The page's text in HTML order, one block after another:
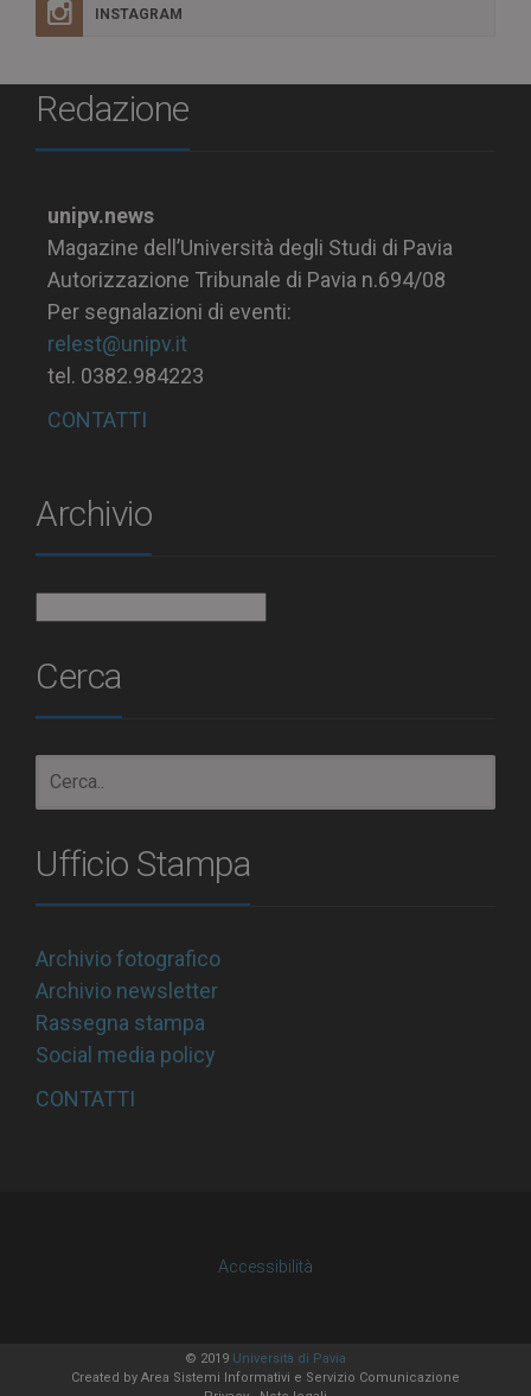
INSTAGRAM
Redazione
unipv.news
Magazine dell’Università degli Studi di Pavia
Autorizzazione Tribunale di Pavia n.694/08
Per segnalazioni di eventi:
relest@unipv.it
tel. 0382.984223
CONTATTI
Archivio
Cerca
Ufficio Stampa
Archivio fotografico
Archivio newsletter
Rassegna stampa
Social media policy
CONTATTI
Accessibilità
© 2019 Università di Pavia
Created by Area Sistemi Informativi e Servizio Comunicazione